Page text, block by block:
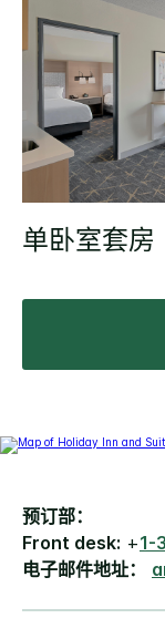
单卧室套房
预订部：
Front desk: +1-
电子邮件地址：